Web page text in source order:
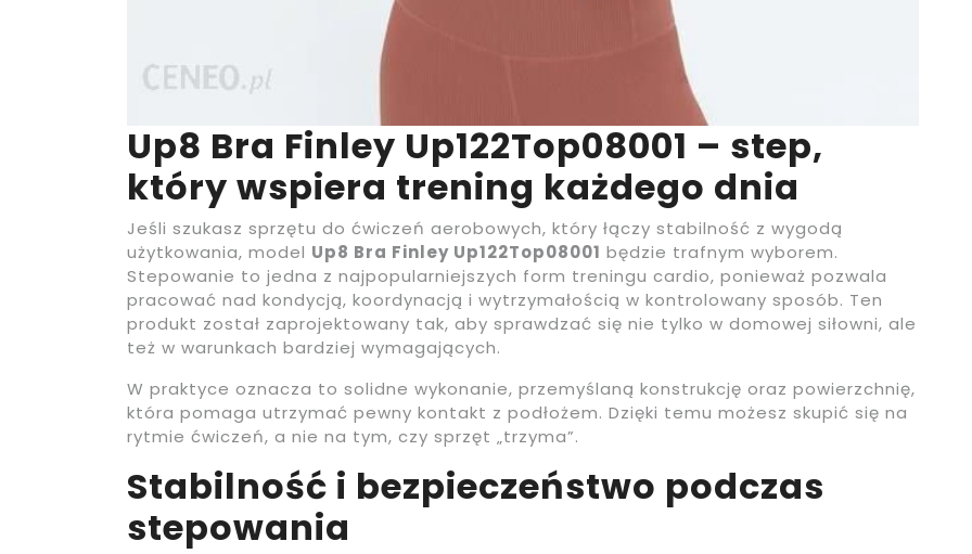
Up8 Bra Finley Up122Top08001 – step,
który wspiera trening każdego dnia
Jeśli szukasz sprzętu do ćwiczeń aerobowych, który łączy stabilność z wygodą
użytkowania, model Up8 Bra Finley Up122Top08001 będzie trafnym wyborem.
Stepowanie to jedna z najpopularniejszych form treningu cardio, ponieważ pozwala
pracować nad kondycją, koordynacją i wytrzymałością w kontrolowany sposób. Ten
produkt został zaprojektowany tak, aby sprawdzać się nie tylko w domowej siłowni, ale
też w warunkach bardziej wymagających.
W praktyce oznacza to solidne wykonanie, przemyślaną konstrukcję oraz powierzchnię,
która pomaga utrzymać pewny kontakt z podłożem. Dzięki temu możesz skupić się na
rytmie ćwiczeń, a nie na tym, czy sprzęt „trzyma”.
Stabilność i bezpieczeństwo podczas
stepowania